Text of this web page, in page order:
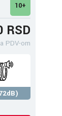
10+
RSD
PDV-om